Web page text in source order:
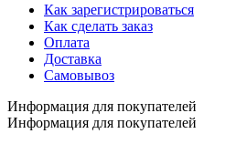
Как зарегистрироваться
Как сделать заказ
Оплата
Доставка
Самовывоз
Информация для покупателей
Информация для покупателей